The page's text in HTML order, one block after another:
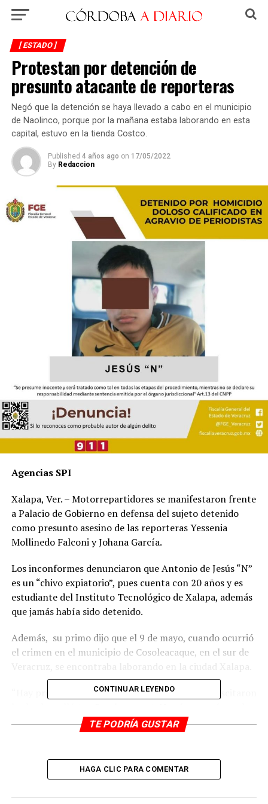
[ ESTADO ]
Protestan por detención de
presunto atacante de reporteras
Negó que la detención se haya llevado a cabo en el municipio
de Naolinco, porque por la mañana estaba laborando en esta
capital, estuvo en la tienda Costco.
Published 4 años ago on 17/05/2022
By Redaccion
Agencias SPI
Xalapa, Ver. – Motorrepartidores se manifestaron frente
a Palacio de Gobierno en defensa del sujeto detenido
como presunto asesino de las reporteras Yessenia
Mollinedo Falconi y Johana García.
Los inconformes denunciaron que Antonio de Jesús “N”
es un “chivo expiatorio”, pues cuenta con 20 años y es
estudiante del Instituto Tecnológico de Xalapa, además
que jamás había sido detenido.
Además, su primo dijo que el 9 de mayo, cuando ocurrió
el crimen en el municipio de Cosoleacaque, en el sur de
Veracruz, se encontraba laborando en la ciudad Xalapa.
“Hay pruebas de que estuvo aquí el día que se suscitaron
se lo llevan, estamos viendo qué se puede hacer, porque
la verdad es una injusticia”, afirmó su primo.
Informaron que el 9 de mayo, el acusado sacó una
membresía en Costco en la ciudad de Xalapa y el crimen
CONTINUAR LEYENDO
TE PODRÍA GUSTAR
HAGA CLIC PARA COMENTAR